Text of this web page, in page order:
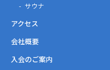
サウナ
アクセス
会社概要
入会のご案内